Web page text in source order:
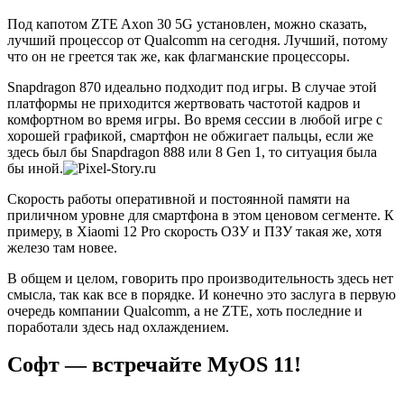
Под капотом ZTE Axon 30 5G установлен, можно сказать,
лучший процессор от Qualcomm на сегодня. Лучший, потому
что он не греется так же, как флагманские процессоры.
Snapdragon 870 идеально подходит под игры. В случае этой
платформы не приходится жертвовать частотой кадров и
комфортном во время игры. Во время сессии в любой игре с
хорошей графикой, смартфон не обжигает пальцы, если же
здесь был бы Snapdragon 888 или 8 Gen 1, то ситуация была
бы иной.
Скорость работы оперативной и постоянной памяти на
приличном уровне для смартфона в этом ценовом сегменте. К
примеру, в Xiaomi 12 Pro скорость ОЗУ и ПЗУ такая же, хотя
железо там новее.
В общем и целом, говорить про производительность здесь нет
смысла, так как все в порядке. И конечно это заслуга в первую
очередь компании Qualcomm, а не ZTE, хоть последние и
поработали здесь над охлаждением.
Софт — встречайте MyOS 11!